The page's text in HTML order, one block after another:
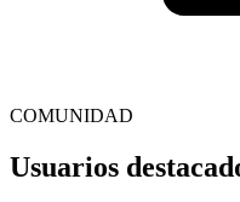
COMUNIDAD
Usuarios